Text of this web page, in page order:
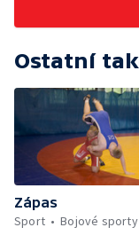
Ostatní
Zápas
Sport
Bojové sporty